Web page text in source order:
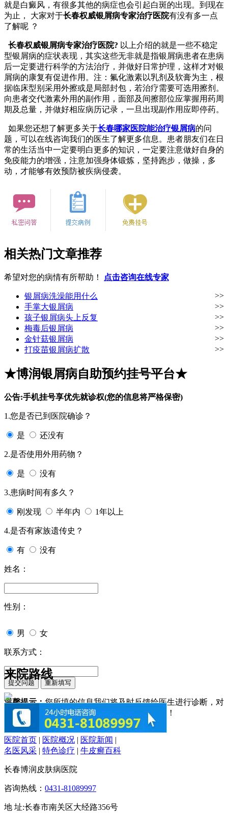
就是白癜风，有很多其他的病症也会引起白斑的出现。到现在
为止， 大家对于长春权威银屑病专家治疗医院有没有多一点
了解呢 ？
长春权威银屑病专家治疗医院? 以上介绍的就是一些不稳定
型银屑病的症状表现，其实这些无非就是指银屑病患者在患病
后一定要进行科学的方法治疗，并做好日常护理，这样才对银
屑病的康复有促进作用。注：氟化激素以乳剂及软膏为主，根
据临床型别采用外擦或是局部封包，若治疗需要可选用擦剂。
向患者交代激素外用的副作用，面部及间擦部位应掌握用药周
期及总量，并做好相应病历记录，一旦出现副作用应即停药。
如果您还想了解更多关于长春哪家医院能治疗银屑病的问
题，可以在线咨询我们的医生了解更多信息。患者朋友们在日
常的生活当中一定要明白更多的知识，一定要注意做好自身的
免疫能力的增强，注意加强身体锻炼，坚持跑步，做操，多
动，才能够有效预防被疾病侵袭。
相关热门文章推荐
希望对您的病情有所帮助！ 点击咨询在线专家
银屑病洗澡能用什么
>>
手掌大银屑病
>>
孩子银屑病头上反复
>>
梅毒后银屑病
>>
金针菇银屑病
>>
打疫苗银屑病扩散
>>
★博润银屑病自助预约挂号平台★
公告:手机挂号享优先就诊权(您的信息将严格保密)
1.您是否已到医院确诊？
是 还没有
2.是否使用外用药物？
是 没有
3.患病时间有多久？
刚发现 半年内 1年以上
4.是否有家族遗传史？
有 没有
姓名：
性别：
男 女
联系方式：
温馨提示：您所填的信息我们将及时反馈给医生进行诊断，对
于您的个人信息我们承诺绝对保密！请您放心！
来院路线
医院首页 | 医院概况 | 医院新闻 |
名医风采 | 特色诊疗 | 牛皮癣百科
长春博润皮肤病医院
咨询热线： 0431-81089997
地 址:长春市南关区大经路356号